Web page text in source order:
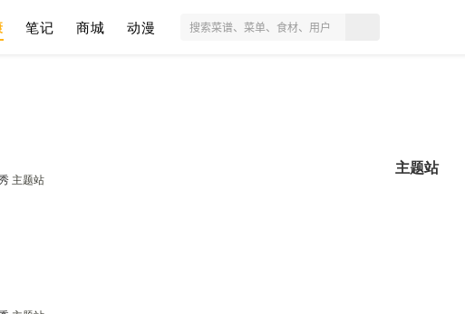
笔记 商城 动漫
主题站
主题站